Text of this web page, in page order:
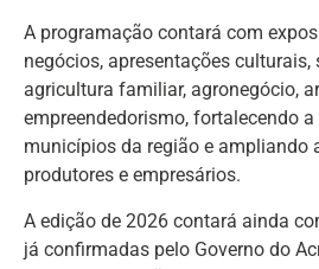
A programação contará com
negócios, apresentações culturais,
agricultura familiar, agronegócio,
empreendedorismo, fortalecendo
municípios da região e ampliando
produtores e empresários.
A edição de 2026 contará ainda
já confirmadas pelo Governo do